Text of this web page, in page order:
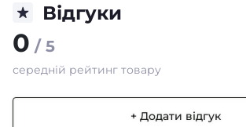
Відгуки
0 / 5
середній рейтинг товару
+ Додати відгук